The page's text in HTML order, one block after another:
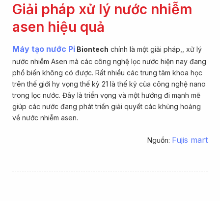
Giải pháp xử lý nước nhiễm
asen hiệu quả
Máy tạo nước Pi Biontech chính là một giải pháp,, xử lý
nước nhiễm Asen mà các công nghệ lọc nước hiện nay đang
phổ biến không có được. Rất nhiều các trung tâm khoa học
trên thế giới hy vọng thế kỷ 21 là thế kỷ của công nghệ nano
trong lọc nước. Đây là triển vọng và một hướng đi mạnh mẽ
giúp các nước đang phát triển giải quyết các khủng hoảng
về nước nhiễm asen.
Nguồn: Fujis mart